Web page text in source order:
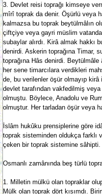
3. Devlet reisi toprağı kimseye
mîrî toprak da denir. Öşürlü veya
kalmazsa bu toprak beytülmâlın
çiftçiye veya gayri müslim
subaylar alırdı. Kirâ almak hakkı
denirdi. Askerin toprağına Timar,
toprağına Hâs denirdi.
her sene timarcılara verdikleri
de, bu verilenler öşür olmayıp
devlet tarafından vakfedilmiş
olmuştu. Böylece, Anadolu ve
olmuştur. Her tarladan öşür veya
İslâm hukûku prensiplerine göre
toprak sisteminden oldukça farklı
çeken bir toprak sistemine sâhipti.
Osmanlı zamânında beş türlü
1. Milletin mülkü olan topraklar
Mülk olan toprak dört kısımdı.